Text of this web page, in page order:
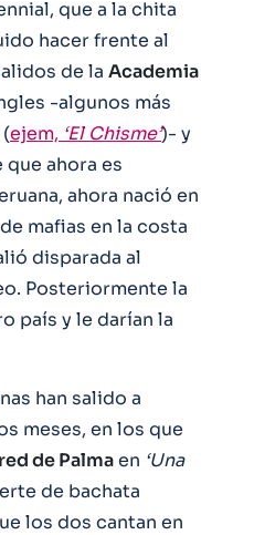
que a la chita
hacer frente al
de la Academia
-algunos más
ejem, ‘El Chisme’)- y
ahora es
ahora nació en
mafias en la costa
disparada al
Posteriormente la
país y le darían la
han salido a
meses, en los que
de Palmaen ‘Una
de bachata
los dos cantan en